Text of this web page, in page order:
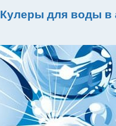
Кулеры для воды в